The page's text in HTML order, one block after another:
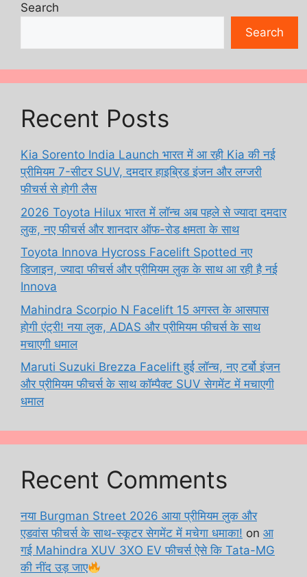
Search
Search
Recent Posts
Kia Sorento India Launch भारत में आ रही Kia की नई
प्रीमियम 7-सीटर SUV, दमदार हाइब्रिड इंजन और लग्जरी
फीचर्स से होगी लैस
2026 Toyota Hilux भारत में लॉन्च अब पहले से ज्यादा दमदार
लुक, नए फीचर्स और शानदार ऑफ-रोड क्षमता के साथ
Toyota Innova Hycross Facelift Spotted नए
डिजाइन, ज्यादा फीचर्स और प्रीमियम लुक के साथ आ रही है नई
Innova
Mahindra Scorpio N Facelift 15 अगस्त के आसपास
होगी एंट्री! नया लुक, ADAS और प्रीमियम फीचर्स के साथ
मचाएगी धमाल
Maruti Suzuki Brezza Facelift हुई लॉन्च, नए टर्बो इंजन
और प्रीमियम फीचर्स के साथ कॉम्पैक्ट SUV सेगमेंट में मचाएगी
धमाल
Recent Comments
नया Burgman Street 2026 आया प्रीमियम लुक और
एडवांस फीचर्स के साथ-स्कूटर सेगमेंट में मचेगा धमाका! on आ
गई Mahindra XUV 3XO EV फीचर्स ऐसे कि Tata-MG
की नींद उड़ जाए